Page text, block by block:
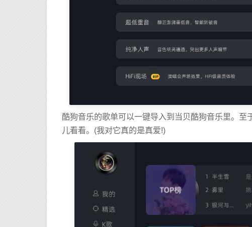
酷狗音乐的歌单可以一键导入到当贝酷狗音乐里。
儿看看。(我对它真的是真爱!)